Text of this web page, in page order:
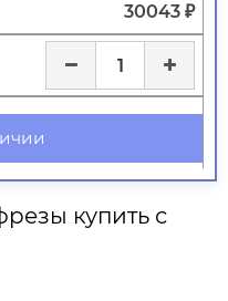
30043 ₽
купить с